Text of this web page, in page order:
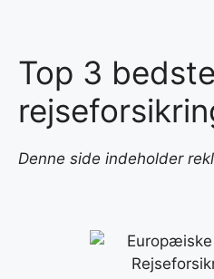
Top 3 bedste
Denne side indeholder